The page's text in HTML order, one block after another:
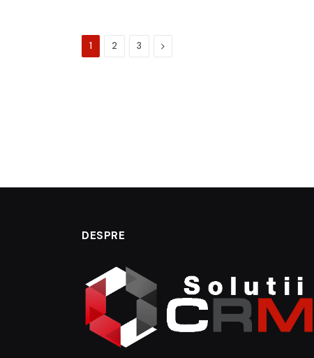
1 2 3 Next
DESPRE